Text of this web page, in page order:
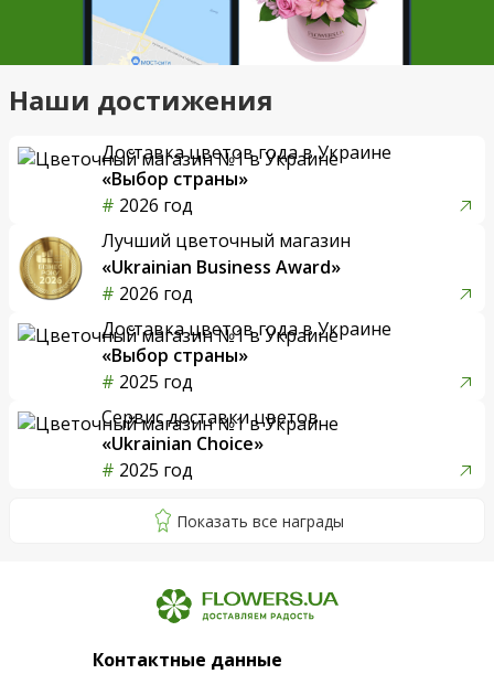
Наши достижения
Доставка цветов года в Украине
«Выбор страны»
2026 год
Лучший цветочный магазин
«Ukrainian Business Award»
2026 год
Доставка цветов года в Украине
«Выбор страны»
2025 год
Сервис доставки цветов
«Ukrainian Choice»
2025 год
Контактные данные